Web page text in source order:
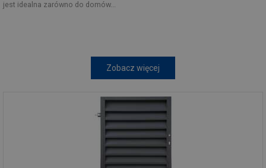
jest idealna zarówno do domów...
Zobacz więcej